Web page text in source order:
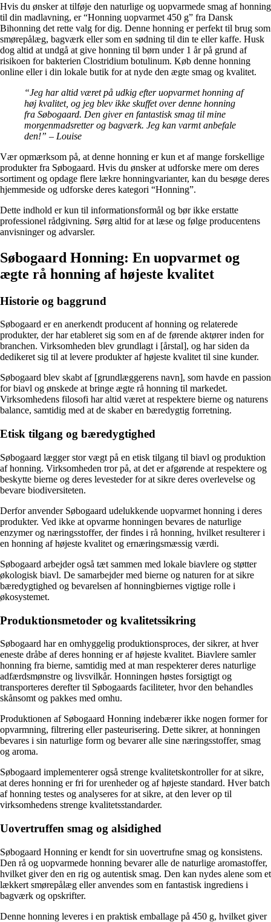
Hvis du ønsker at tilføje den naturlige og uopvarmede smag af honning
til din madlavning, er “Honning uopvarmet 450 g” fra Dansk
Bihonning det rette valg for dig. Denne honning er perfekt til brug som
smørepålæg, bagværk eller som en sødning til din te eller kaffe. Husk
dog altid at undgå at give honning til børn under 1 år på grund af
risikoen for bakterien Clostridium botulinum. Køb denne honning
online eller i din lokale butik for at nyde den ægte smag og kvalitet.
“Jeg har altid været på udkig efter uopvarmet honning af
høj kvalitet, og jeg blev ikke skuffet over denne honning
fra Søbogaard. Den giver en fantastisk smag til mine
morgenmadsretter og bagværk. Jeg kan varmt anbefale
den!” – Louise
Vær opmærksom på, at denne honning er kun et af mange forskellige
produkter fra Søbogaard. Hvis du ønsker at udforske mere om deres
sortiment og opdage flere lækre honningvarianter, kan du besøge deres
hjemmeside og udforske deres kategori “Honning”.
Dette indhold er kun til informationsformål og bør ikke erstatte
professionel rådgivning. Sørg altid for at læse og følge producentens
anvisninger og advarsler.
Søbogaard Honning: En uopvarmet og
ægte rå honning af højeste kvalitet
Historie og baggrund
Søbogaard er en anerkendt producent af honning og relaterede
produkter, der har etableret sig som en af de førende aktører inden for
branchen. Virksomheden blev grundlagt i [årstal], og har siden da
dedikeret sig til at levere produkter af højeste kvalitet til sine kunder.
Søbogaard blev skabt af [grundlæggerens navn], som havde en passion
for biavl og ønskede at bringe ægte rå honning til markedet.
Virksomhedens filosofi har altid været at respektere bierne og naturens
balance, samtidig med at de skaber en bæredygtig forretning.
Etisk tilgang og bæredygtighed
Søbogaard lægger stor vægt på en etisk tilgang til biavl og produktion
af honning. Virksomheden tror på, at det er afgørende at respektere og
beskytte bierne og deres levesteder for at sikre deres overlevelse og
bevare biodiversiteten.
Derfor anvender Søbogaard udelukkende uopvarmet honning i deres
produkter. Ved ikke at opvarme honningen bevares de naturlige
enzymer og næringsstoffer, der findes i rå honning, hvilket resulterer i
en honning af højeste kvalitet og ernæringsmæssig værdi.
Søbogaard arbejder også tæt sammen med lokale biavlere og støtter
økologisk biavl. De samarbejder med bierne og naturen for at sikre
bæredygtighed og bevarelsen af ​​honningbiernes vigtige rolle i
økosystemet.
Produktionsmetoder og kvalitetssikring
Søbogaard har en omhyggelig produktionsproces, der sikrer, at hver
eneste dråbe af deres honning er af højeste kvalitet. Biavlere samler
honning fra bierne, samtidig med at man respekterer deres naturlige
adfærdsmønstre og livsvilkår. Honningen høstes forsigtigt og
transporteres derefter til Søbogaards faciliteter, hvor den behandles
skånsomt og pakkes med omhu.
Produktionen af Søbogaard Honning indebærer ikke nogen former for
opvarmning, filtrering eller pasteurisering. Dette sikrer, at honningen
bevares i sin naturlige form og bevarer alle sine næringsstoffer, smag
og aroma.
Søbogaard implementerer også strenge kvalitetskontroller for at sikre,
at deres honning er fri for urenheder og af højeste standard. Hver batch
af honning testes og analyseres for at sikre, at den lever op til
virksomhedens strenge kvalitetsstandarder.
Uovertruffen smag og alsidighed
Søbogaard Honning er kendt for sin uovertrufne smag og konsistens.
Den rå og uopvarmede honning bevarer alle de naturlige aromastoffer,
hvilket giver den en rig og autentisk smag. Den kan nydes alene som et
lækkert smørepålæg eller anvendes som en fantastisk ingrediens i
bagværk og opskrifter.
Denne honning leveres i en praktisk emballage på 450 g, hvilket giver